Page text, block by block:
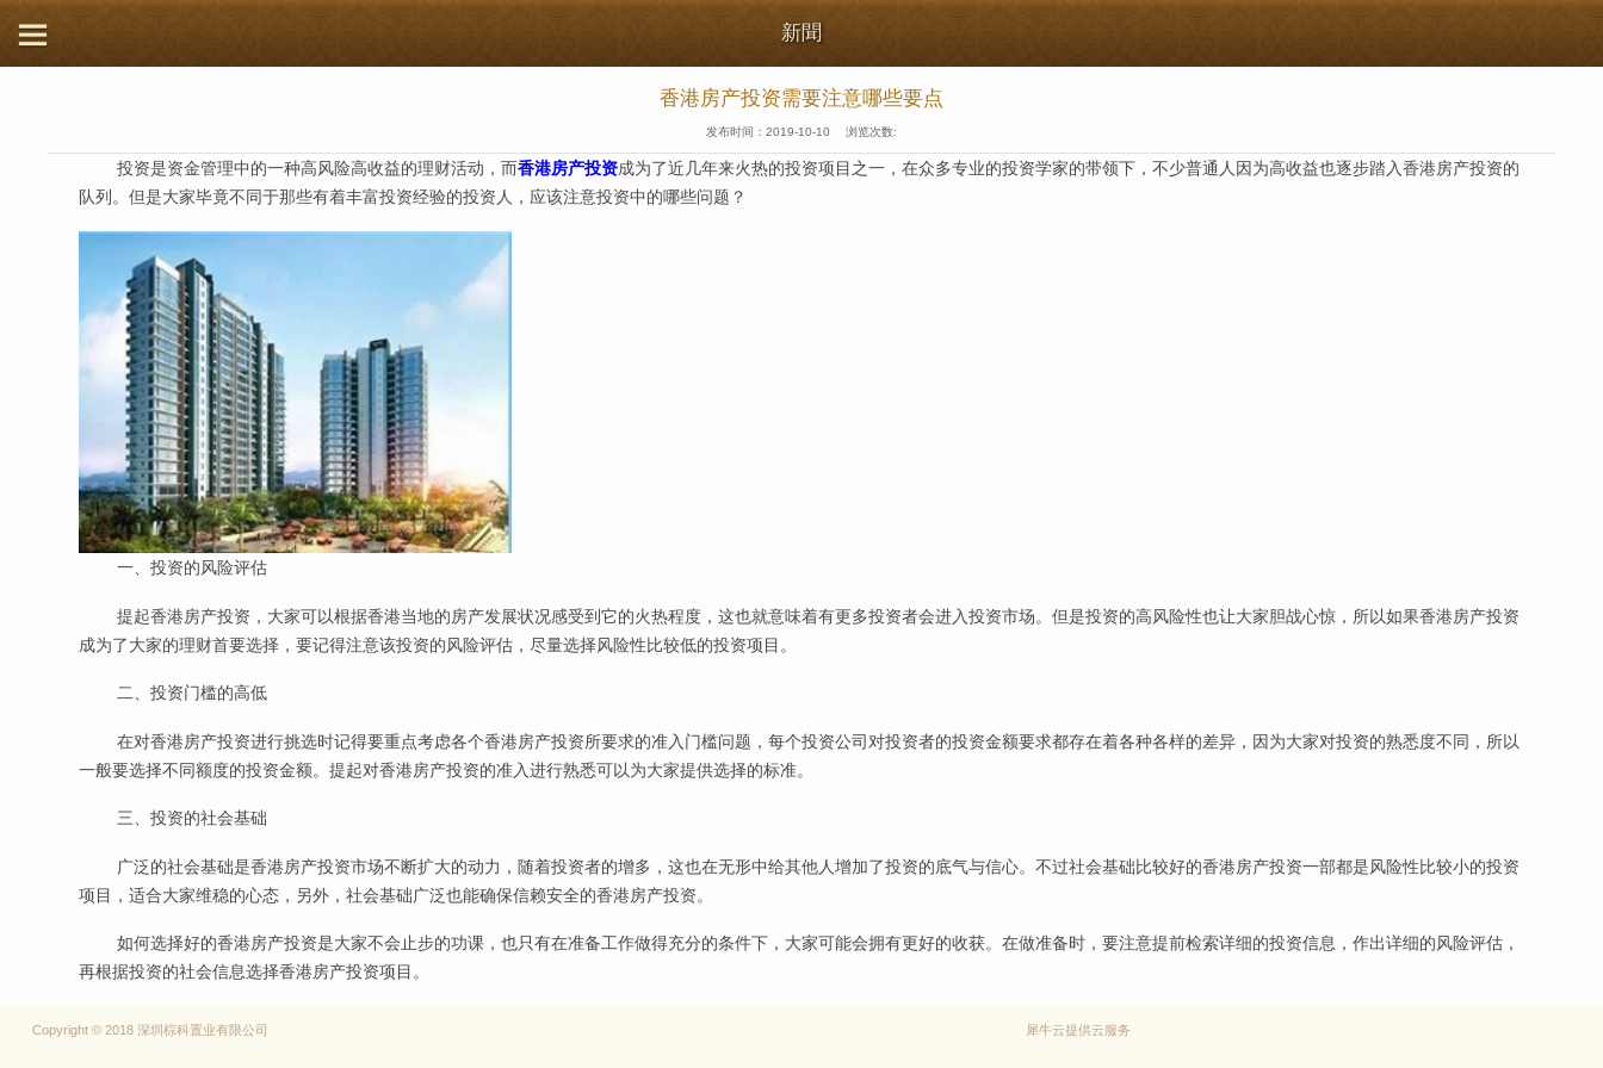
新聞
香港房产投资需要注意哪些要点
发布时间： 2019-10-10 浏览次数:
投资是资金管理中的一种高风险高收益的理财活动，而香港房产投资成为了近几年来火热的投资项目之一，在众多专业的投资学家的带领下，不少普通人因为高收益也逐步踏入香港房产投资的
队列。但是大家毕竟不同于那些有着丰富投资经验的投资人，应该注意投资中的哪些问题？
一、投资的风险评估
提起香港房产投资，大家可以根据香港当地的房产发展状况感受到它的火热程度，这也就意味着有更多投资者会进入投资市场。但是投资的高风险性也让大家胆战心惊，所以如果香港房产投资
成为了大家的理财首要选择，要记得注意该投资的风险评估，尽量选择风险性比较低的投资项目。
二、投资门槛的高低
在对香港房产投资进行挑选时记得要重点考虑各个香港房产投资所要求的准入门槛问题，每个投资公司对投资者的投资金额要求都存在着各种各样的差异，因为大家对投资的熟悉度不同，所以
一般要选择不同额度的投资金额。提起对香港房产投资的准入进行熟悉可以为大家提供选择的标准。
三、投资的社会基础
广泛的社会基础是香港房产投资市场不断扩大的动力，随着投资者的增多，这也在无形中给其他人增加了投资的底气与信心。不过社会基础比较好的香港房产投资一部都是风险性比较小的投资
项目，适合大家维稳的心态，另外，社会基础广泛也能确保信赖安全的香港房产投资。
如何选择好的香港房产投资是大家不会止步的功课，也只有在准备工作做得充分的条件下，大家可能会拥有更好的收获。在做准备时，要注意提前检索详细的投资信息，作出详细的风险评估，
再根据投资的社会信息选择香港房产投资项目。
Copyright © 2018 深圳棕科置业有限公司 犀牛云提供云服务